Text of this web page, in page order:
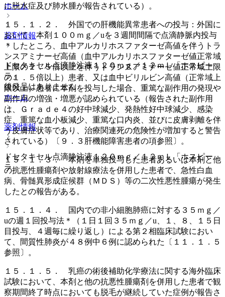
ホーム
薬剤情報
ドセタキセル点滴静注液１２０ｍｇ／１２ｍＬ「ホスピー
ラ」
後発品はありません
ホーム
薬剤情報
ドセタキセル点滴静注液１２０ｍｇ／１２ｍＬ「ホスピー
ラ」
に脱水症及び肺水腫が報告されている）。
１５．１．２． 外国での肝機能異常患者への投与：外国に
おいて、本剤１００ｍｇ／uを３週間間隔で点滴静脈内投与
＊したところ、血中アルカリホスファターゼ高値を伴うトラ
ンスアミナーゼ高値（血中アルカリホスファターゼ値正常域
上限の２．５倍以上を伴うトランスアミナーゼ値正常域上限
の１．５倍以上）患者、又は血中ビリルビン高値（正常域上
限以上）患者に本剤を投与した場合、重篤な副作用の発現や
副作用の増強・増悪が認められている（報告された副作用
は、Ｇｒａｄｅ４の好中球減少、発熱性好中球減少、感染
症、重篤な血小板減少、重篤な口内炎、並びに皮膚剥離を伴
う皮膚症状等であり、治療関連死の危険性が増加すると警告
されている）〔９．３肝機能障害患者の項参照〕。
１５．１．３． 本剤を単独投与した患者あるいは本剤と他
の抗悪性腫瘍剤や放射線療法を併用した患者で、急性白血
病、骨髄異形成症候群（ＭＤＳ）等の二次性悪性腫瘍が発生
したとの報告がある。
１５．１．４． 国内での非小細胞肺癌に対する３５ｍｇ／
uの週１回投与法＊（１日１回３５ｍｇ／u、１、８、１５日
目投与、４週毎に繰り返し）による第２相臨床試験におい
て、間質性肺炎が４８例中６例に認められた〔１１．１．５
参照〕。
１５．１．５． 乳癌の術後補助化学療法に関する海外臨床
試験において、本剤と他の抗悪性腫瘍剤を併用した患者で観
察期間終了時点においても脱毛が継続していた症例が報告さ